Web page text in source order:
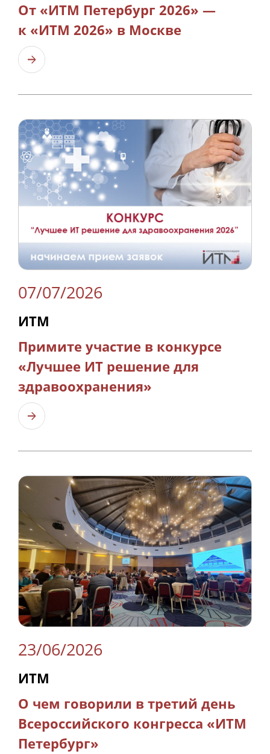
От «ИТМ Петербург 2026» —
к «ИТМ 2026» в Москве
07/07/2026
ИТМ
Примите участие в конкурсе
«Лучшее ИТ решение для
здравоохранения»
23/06/2026
ИТМ
О чем говорили в третий день
Всероссийского конгресса «ИТМ
Петербург»